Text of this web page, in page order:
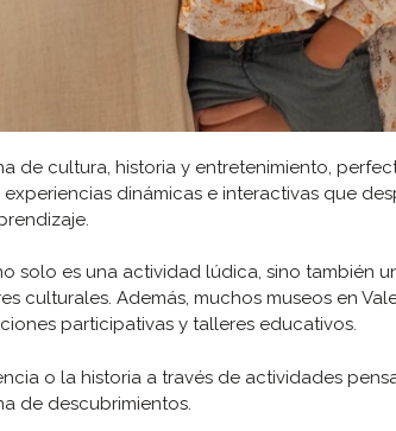
de cultura, historia y entretenimiento,
dinámicas e interactivas que
solo es una actividad lúdica, sino también
culturales. Además, muchos museos en
participativas y talleres educativos.
o la historia a través de actividades
de descubrimientos.